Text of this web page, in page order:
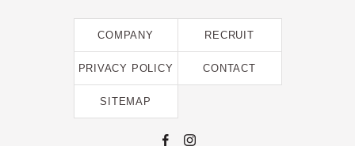
COMPANY RECRUIT
PRIVACY POLICY CONTACT
SITEMAP